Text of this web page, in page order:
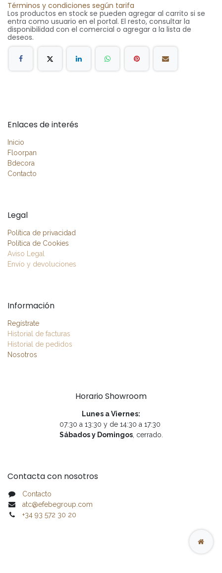
Términos y condiciones según tarifa
Los productos en stock se pueden agregar al carrito si se
entra como usuario en el portal. El resto, consultar la
disponibilidad con el comercial o agregar a la lista de
deseos.
Enlaces de interés
Inicio
Floorpan
Bdecora
Contacto
Legal
Política de privacidad
Política de Cookies
Aviso Legal
Envío y devoluciones
Información
Regístrate
Historial de facturas
Historial de pedidos
Nosotros
Horario Showroom
Lunes a Viernes:
07:30 a 13:30 y de 14:30 a 17:30
Sábados y Domingos, cerrado.
Contacta con nosotros
Contacto
atc@efebegroup.com
+34 93 572 30 20